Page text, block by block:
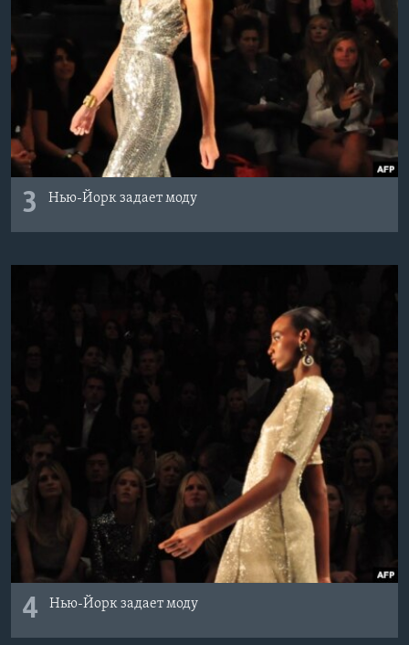
3 Нью-Йорк задает моду
4 Нью-Йорк задает моду